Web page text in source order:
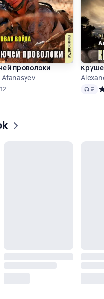
проволоки
рейтинг 4,5 на основе 12 оценок
12 Audio